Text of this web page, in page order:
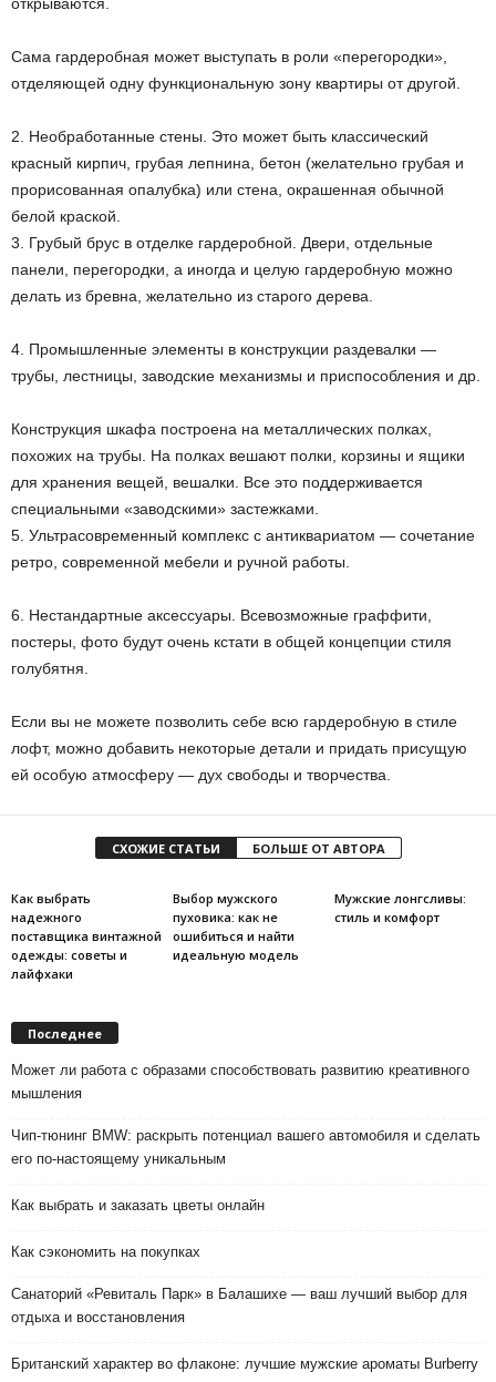
Сама гардеробная может выступать в роли «перегородки»,
отделяющей одну функциональную зону квартиры от другой.
2. Необработанные стены. Это может быть классический
красный кирпич, грубая лепнина, бетон (желательно грубая и
прорисованная опалубка) или стена, окрашенная обычной
белой краской.
3. Грубый брус в отделке гардеробной. Двери, отдельные
панели, перегородки, а иногда и целую гардеробную можно
делать из бревна, желательно из старого дерева.
4. Промышленные элементы в конструкции раздевалки —
трубы, лестницы, заводские механизмы и приспособления и др.
Конструкция шкафа построена на металлических полках,
похожих на трубы. На полках вешают полки, корзины и ящики
для хранения вещей, вешалки. Все это поддерживается
специальными «заводскими» застежками.
5. Ультрасовременный комплекс с антиквариатом — сочетание
ретро, ​​современной мебели и ручной работы.
6. Нестандартные аксессуары. Всевозможные граффити,
постеры, фото будут очень кстати в общей концепции стиля
голубятня.
Если вы не можете позволить себе всю гардеробную в стиле
лофт, можно добавить некоторые детали и придать присущую
ей особую атмосферу — дух свободы и творчества.
СХОЖИЕ СТАТЬИ БОЛЬШЕ ОТ АВТОРА
Как выбрать
надежного
поставщика винтажной
одежды: советы и
лайфхаки
Выбор мужского
пуховика: как не
ошибиться и найти
идеальную модель
Мужские лонгсливы:
стиль и комфорт
Последнее
Может ли работа с образами способствовать развитию креативного
мышления
Чип-тюнинг BMW: раскрыть потенциал вашего автомобиля и сделать
его по-настоящему уникальным
Как выбрать и заказать цветы онлайн
Как сэкономить на покупках
Санаторий «Ревиталь Парк» в Балашихе — ваш лучший выбор для
отдыха и восстановления
Британский характер во флаконе: лучшие мужские ароматы Burberry